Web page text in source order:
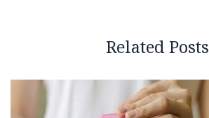
Related Posts